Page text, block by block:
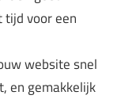
tijd voor een
website snel
en gemakkelijk